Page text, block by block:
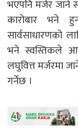
भएपनि मर्जर जाने
कारोबार भने
सार्वसाधारणको
भने स्वस्तिकले
लघुवित्त मर्जरमा
गर्नेछ ।